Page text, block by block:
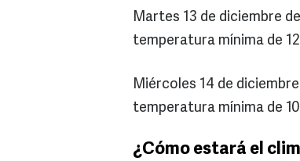
Martes 13 de diciembre
temperatura mínima de 12
Miércoles 14 de
temperatura mínima de 10
¿Cómo estará el